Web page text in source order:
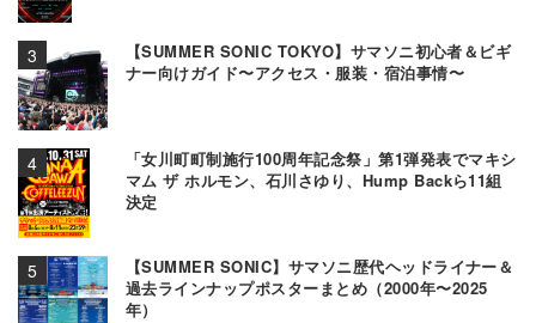
【SUMMER SONIC TOKYO】サマソニ初心者＆ビギ
ナー向けガイド〜アクセス・服装・宿泊事情〜
「女川町町制施行100周年記念祭」第1弾発表でマキシ
マム ザ ホルモン、石川さゆり、Hump Backら11組
決定
【SUMMER SONIC】サマソニ歴代ヘッドライナー＆
過去ラインナップポスターまとめ（2000年〜2025
年）